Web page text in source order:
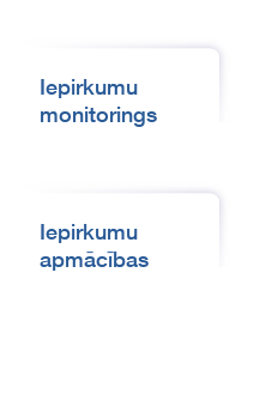
Iepirkumu
monitorings
Iepirkumu
apmācības